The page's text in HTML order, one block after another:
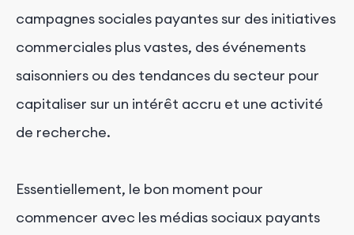
campagnes sociales payantes sur des initiatives
commerciales plus vastes, des événements
saisonniers ou des tendances du secteur pour
capitaliser sur un intérêt accru et une activité
de recherche.
Essentiellement, le bon moment pour
commencer avec les médias sociaux payants